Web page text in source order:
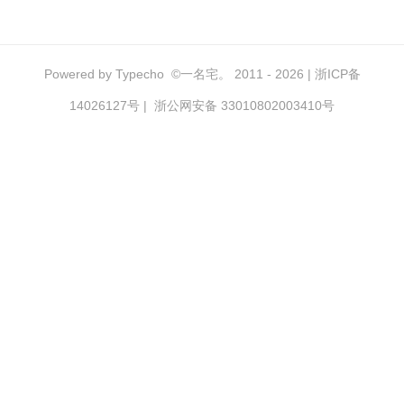
Powered by Typecho ©一名宅。 2011 - 2026 | 浙ICP备
14026127号 | 浙公网安备 33010802003410号